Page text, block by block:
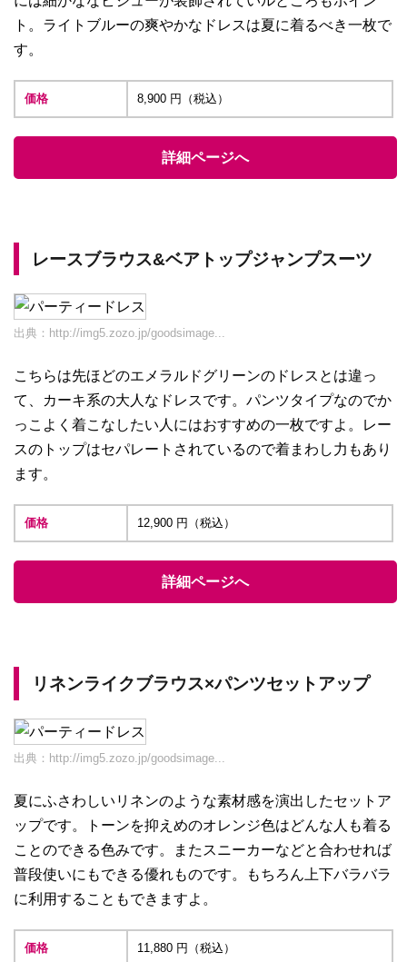
ト。ライトブルーの爽やかなドレスは夏に着るべき一枚で
す。
価格 8,900 円（税込）
詳細ページへ
レースブラウス&ベアトップジャンプスーツ
出典： http://img5.zozo.jp/goodsimage...
こちらは先ほどのエメラルドグリーンのドレスとは違っ
て、カーキ系の大人なドレスです。パンツタイプなのでか
っこよく着こなしたい人にはおすすめの一枚ですよ。レー
スのトップはセパレートされているので着まわし力もあり
ます。
価格 12,900 円（税込）
詳細ページへ
リネンライクブラウス×パンツセットアップ
出典： http://img5.zozo.jp/goodsimage...
夏にふさわしいリネンのような素材感を演出したセットア
ップです。トーンを抑えめのオレンジ色はどんな人も着る
ことのできる色みです。またスニーカーなどと合わせれば
普段使いにもできる優れものです。もちろん上下バラバラ
に利用することもできますよ。
価格 11,880 円（税込）